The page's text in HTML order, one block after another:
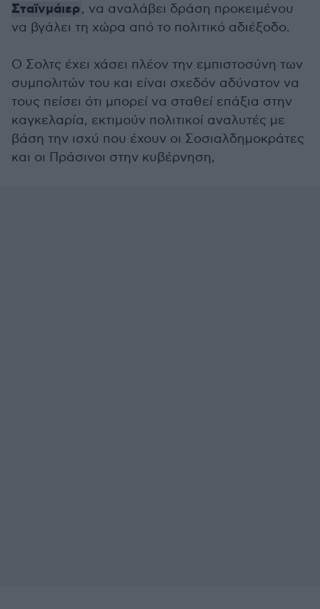
Σταϊνμάιερ, να αναλάβει δράση προκειμένου
να βγάλει τη χώρα από το πολιτικό αδιέξοδο.
Ο Σολτς έχει χάσει πλέον την εμπιστοσύνη των
συμπολιτών του και είναι σχεδόν αδύνατον να
τους πείσει ότι μπορεί να σταθεί επάξια στην
καγκελαρία, εκτιμούν πολιτικοί αναλυτές με
βάση την ισχύ που έχουν οι Σοσιαλδημοκράτες
και οι Πράσινοι στην κυβέρνηση,